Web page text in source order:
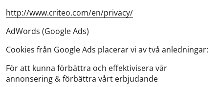
http://www.criteo.com/en/privacy/
AdWords (Google Ads)
Cookies från Google Ads placerar vi av två anledningar:
För att kunna förbättra och effektivisera vår
annonsering & förbättra vårt erbjudande